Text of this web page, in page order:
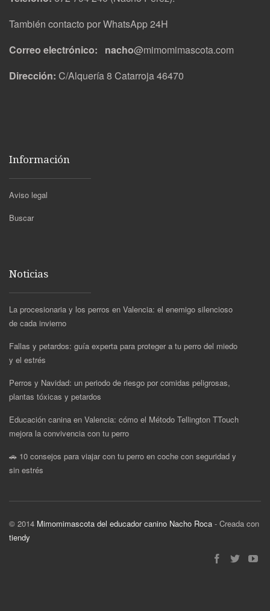
También contacto por WhatsApp 24H
Correo electrónico: nacho@mimomimascota.com
Dirección: C/Alquería 8 Catarroja 46470
Información
Aviso legal
Buscar
Noticias
La procesionaria y los perros en Valencia: el enemigo silencioso
de cada invierno
Fallas y petardos: guía experta para proteger a tu perro del miedo
y el estrés
Perros y Navidad: un periodo de riesgo por comidas peligrosas,
plantas tóxicas y petardos
Educación canina en Valencia: cómo el Método Tellington TTouch
mejora la convivencia con tu perro
🚗 10 consejos para viajar con tu perro en coche con seguridad y
sin estrés
© 2014 Mimomimascota del educador canino Nacho Roca - Creada con
tiendy